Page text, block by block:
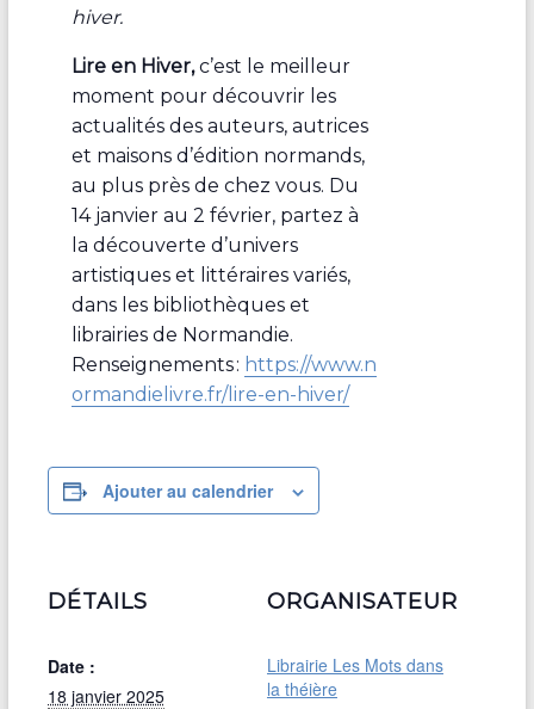
hiver.
Lire en Hiver,c’est le meilleur
moment pour découvrir les
actualités des auteurs, autrices
et maisons d’édition normands,
au plus près de chez vous. Du
14 janvier au 2 février, partez à
la découverte d’univers
artistiques et littéraires variés,
dans les bibliothèques et
librairies de Normandie.
Renseignements : https://www.n
ormandielivre.fr/lire-en-hiver/
Ajouter au calendrier
DÉTAILS
Date :
18 janvier 2025
ORGANISATEUR
Librairie Les Mots dans
la théière